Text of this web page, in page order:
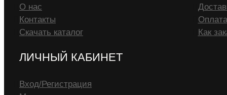
О нас
Контакты
Скачать каталог
Оплата
Как
ЛИЧНЫЙ КАБИНЕТ
Вход/Регистрация